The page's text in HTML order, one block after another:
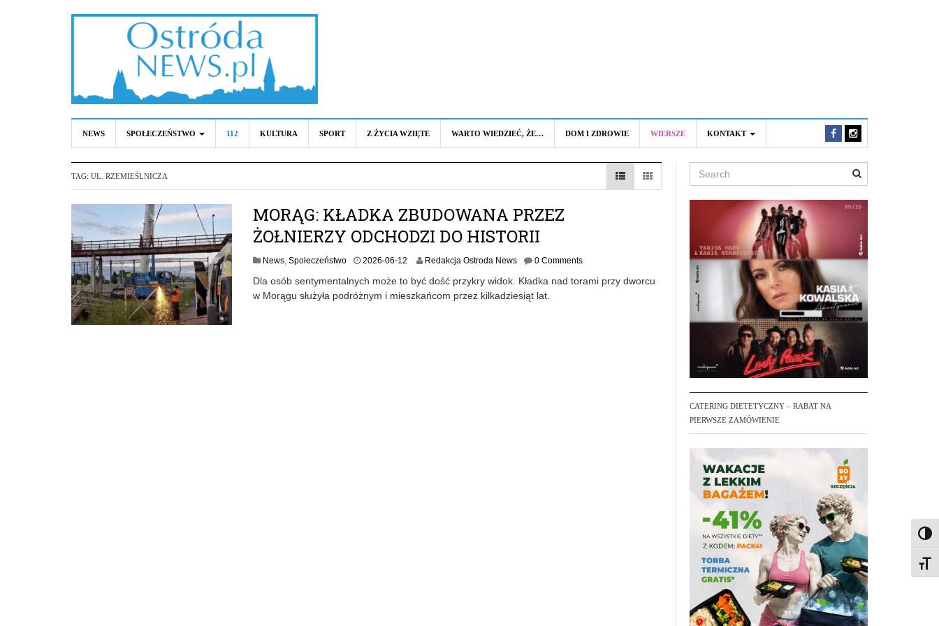
NEWS SPOŁECZEŃSTWO 112 KULTURA SPORT Z ŻYCIA WZIĘTE WARTO WIEDZIEĆ, ŻE… DOM I ZDROWIE WIERSZE KONTAKT
TAG: UL. RZEMIEŚLNICZA
MORĄG: KŁADKA ZBUDOWANA PRZEZ
ŻOŁNIERZY ODCHODZI DO HISTORII
News Społeczeństwo 2026-06-12
2
6
Redakcja Ostroda News 0 Comments
Dla osób sentymentalnych może to być dość przykry widok. Kładka nad torami przy dworcu
w Morągu służyła podróżnym i mieszkańcom przez kilkadziesiąt lat.
Search
CATERING DIETETYCZNY – RABAT NA
PIERWSZE ZAMÓWIENIE